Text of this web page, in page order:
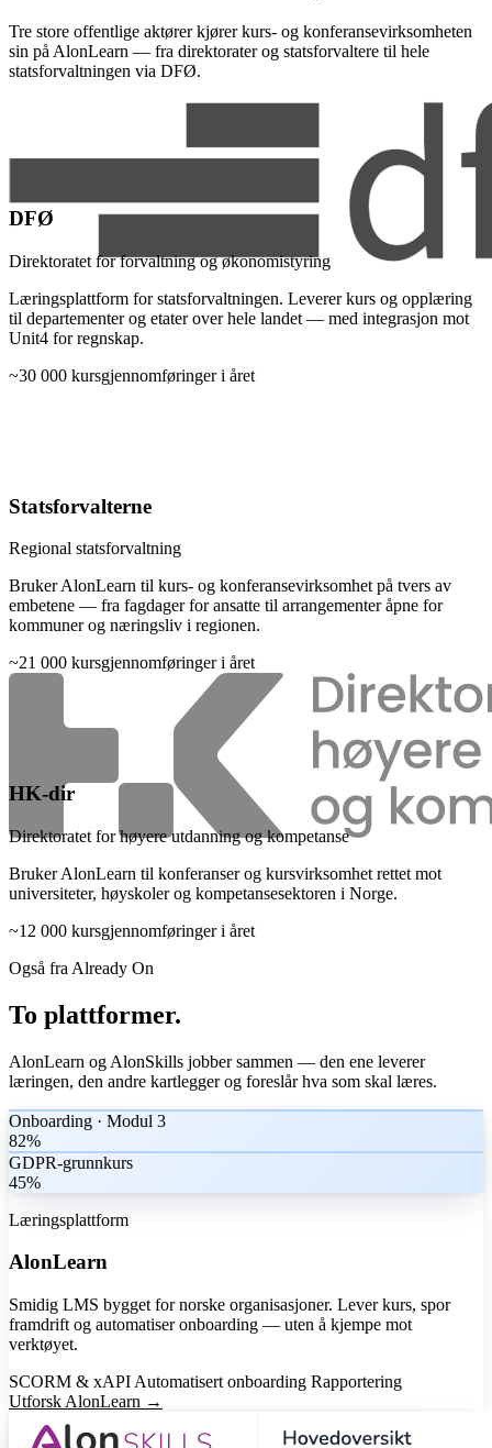
Tre store offentlige aktører kjører kurs- og konferansevirksomheten
sin på AlonLearn — fra direktorater og statsforvaltere til hele
statsforvaltningen via DFØ.
DFØ
Direktoratet for forvaltning og økonomistyring
Læringsplattform for statsforvaltningen. Leverer kurs og opplæring
til departementer og etater over hele landet — med integrasjon mot
Unit4 for regnskap.
~30 000 kursgjennomføringer i året
Statsforvalterne
Regional statsforvaltning
Bruker AlonLearn til kurs- og konferansevirksomhet på tvers av
embetene — fra fagdager for ansatte til arrangementer åpne for
kommuner og næringsliv i regionen.
~21 000 kursgjennomføringer i året
HK-dir
Direktoratet for høyere utdanning og kompetanse
Bruker AlonLearn til konferanser og kursvirksomhet rettet mot
universiteter, høyskoler og kompetansesektoren i Norge.
~12 000 kursgjennomføringer i året
Også fra Already On
To plattformer.
AlonLearn og AlonSkills jobber sammen — den ene leverer
læringen, den andre kartlegger og foreslår hva som skal læres.
Onboarding · Modul 3
82%
GDPR-grunnkurs
45%
Læringsplattform
AlonLearn
Smidig LMS bygget for norske organisasjoner. Lever kurs, spor
framdrift og automatiser onboarding — uten å kjempe mot
verktøyet.
SCORM & xAPI Automatisert onboarding Rapportering
Utforsk AlonLearn →